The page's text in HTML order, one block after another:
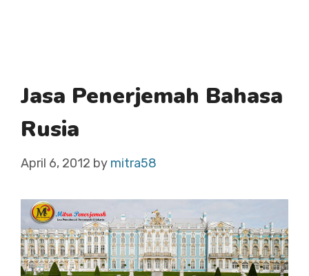
Jasa Penerjemah Bahasa
Rusia
April 6, 2012 by mitra58